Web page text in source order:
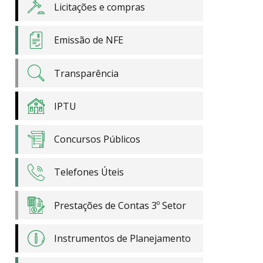
Licitações e compras
Emissão de NFE
Transparência
IPTU
Concursos Públicos
Telefones Úteis
Prestações de Contas 3º Setor
Instrumentos de Planejamento